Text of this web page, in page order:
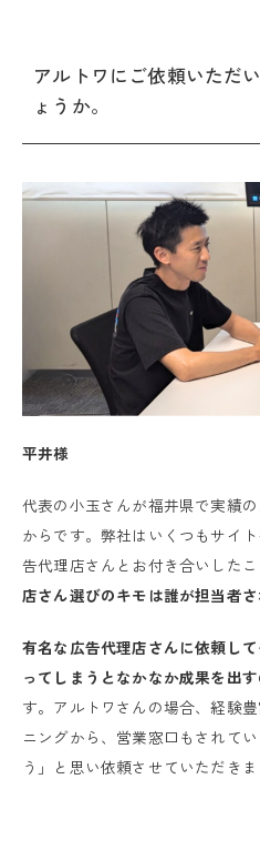
アルトワにご依頼いただ
ょうか。
平井様
代表の小玉さんが福井県で実績
からです。弊社はいくつもサイ
告代理店さんとお付き合いしたこ
店さん選びのキモは誰が担当者
有名な広告代理店さんに依頼し
ってしまうとなかなか成果を出
す。アルトワさんの場合、経験
ニングから、営業窓口もされて
う」と思い依頼させていただきま